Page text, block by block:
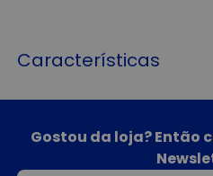
Características
Gostou da loja? Então